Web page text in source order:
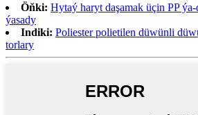
Öňki: Hytaý haryt daşamak üçin PP
ýasady
Indiki: Poliester polietilen düwünli
torlary